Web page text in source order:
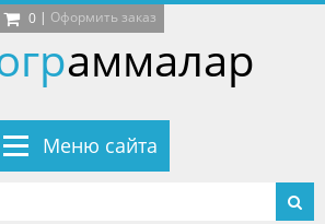
0 | Оформить заказ
аммалар
Меню сайта